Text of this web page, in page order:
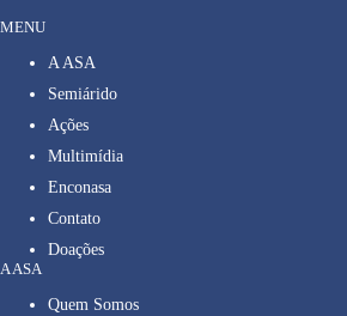
MENU
A ASA
Semiárido
Ações
Multimídia
Enconasa
Contato
Doações
A ASA
Quem Somos